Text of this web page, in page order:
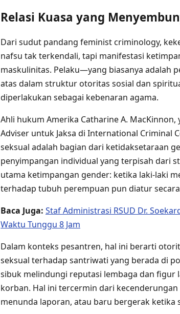
Relasi Kuasa yang
Dari sudut pandang feminist criminology,
nafsu tak terkendali, tapi manifestasi
maskulinitas. Pelaku—yang biasanya adalah
atas dalam struktur otoritas sosial dan
diperlakukan sebagai kebenaran agama.
Ahli hukum Amerika Catharine A.
Adviser untuk Jaksa di International Criminal
seksual adalah bagian dari ketidaksetaraan
penyimpangan individual yang terpisah dari
utama ketimpangan gender: ketika laki-laki
terhadap tubuh perempuan pun diatur
Baca Juga: Staf Administrasi RSUD Dr.
Waktu Tunggu 8 Jam
Dalam konteks pesantren, hal ini berarti
seksual terhadap santriwati yang berada di
sibuk melindungi reputasi lembaga dan
korban. Hal ini tercermin dari
menunda laporan, atau baru bergerak